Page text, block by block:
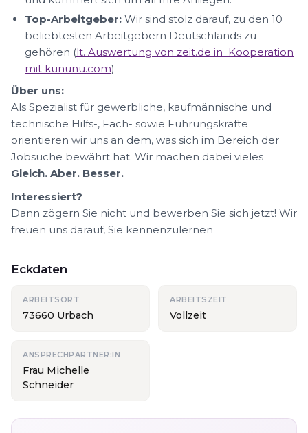
Top-Arbeitgeber: Wir sind stolz darauf, zu den 10
beliebtesten Arbeitgebern Deutschlands zu
gehören (lt. Auswertung von zeit.de in Kooperation
mit kununu.com)
Über uns:
Als Spezialist für gewerbliche, kaufmännische und
technische Hilfs-, Fach- sowie Führungskräfte
orientieren wir uns an dem, was sich im Bereich der
Jobsuche bewährt hat. Wir machen dabei vieles
Gleich. Aber. Besser.
Interessiert?
Dann zögern Sie nicht und bewerben Sie sich jetzt! Wir
freuen uns darauf, Sie kennenzulernen
Eckdaten
ARBEITSORT
73660 Urbach
ARBEITSZEIT
Vollzeit
ANSPRECHPARTNER:IN
Frau Michelle
Schneider